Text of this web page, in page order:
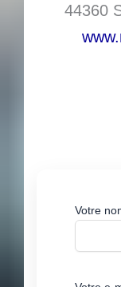
44360
Votre